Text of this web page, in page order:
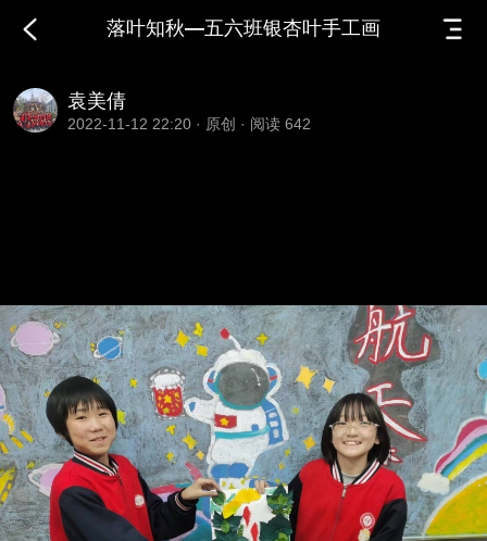
落叶知秋—五六班银杏叶手工画
袁美倩
2022-11-12 22:20 · 原创 · 阅读 642